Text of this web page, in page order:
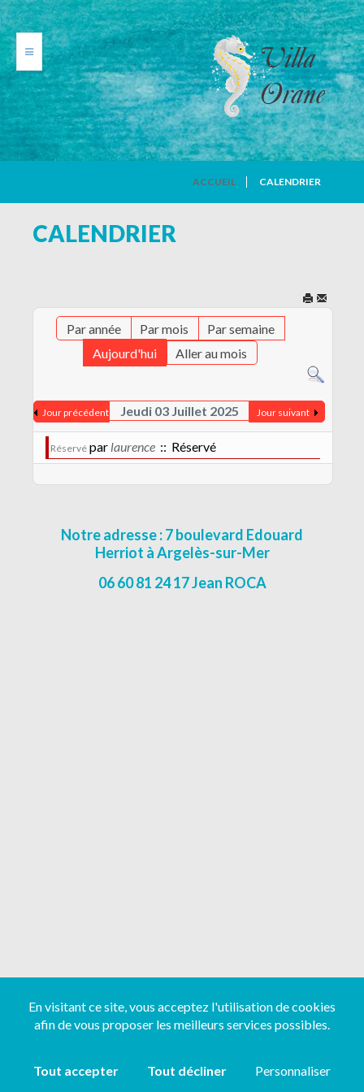
AVIS DE VACANCIERS
CONTACT
MENTIONS LÉGALES
ACCUEIL CALENDRIER
CALENDRIER
Par année Par mois
Par semaine
Aujourd'hui
Aller au mois
Jour précédent Jeudi 03 Juillet 2025 Jour suivant
Réservé par laurence :: Réservé
Notre adresse : 7 boulevard Edouard
Herriot à Argelès-sur-Mer
06 60 81 24 17 Jean ROCA
Copyright ©2026
En visitant ce site, vous acceptez l'utilisation de cookies
afin de vous proposer les meilleurs services possibles.
Tout accepter Tout décliner Personnaliser